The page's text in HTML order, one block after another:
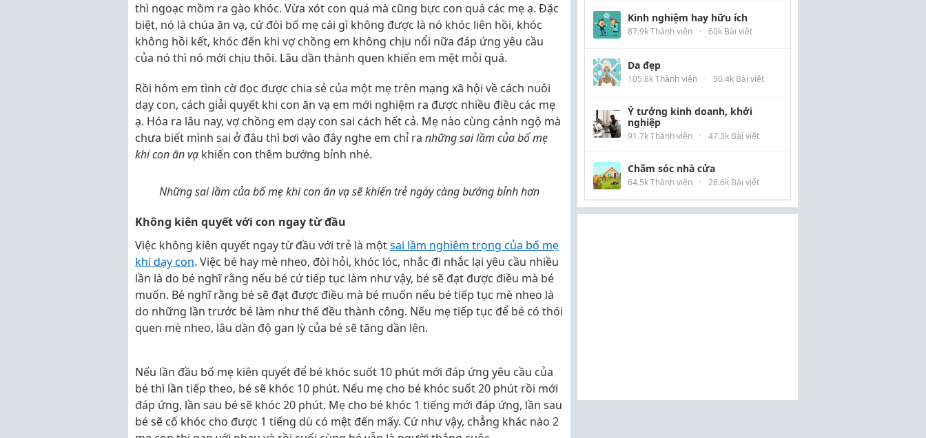
thì ngoạc mồm ra gào khóc. Vừa xót con quá mà cũng bực con quá các mẹ ạ. Đặc
biệt, nó là chúa ăn vạ, cứ đòi bố mẹ cái gì không được là nó khóc liên hồi, khóc
không hồi kết, khóc đến khi vợ chồng em không chịu nổi nữa đáp ứng yêu cầu
của nó thì nó mới chịu thôi. Lâu dần thành quen khiến em mệt mỏi quá.
Rồi hôm em tình cờ đọc được chia sẻ của một mẹ trên mạng xã hội về cách nuôi
dạy con, cách giải quyết khi con ăn vạ em mới nghiệm ra được nhiều điều các mẹ
ạ. Hóa ra lâu nay, vợ chồng em dạy con sai cách hết cả. Mẹ nào cùng cảnh ngộ mà
chưa biết mình sai ở đâu thì bơi vào đây nghe em chỉ ra những sai lầm của bố mẹ
khi con ăn vạ khiến con thêm bướng bỉnh nhé.
Những sai lầm của bố mẹ khi con ăn vạ sẽ khiến trẻ ngày càng bướng bỉnh hơn
Không kiên quyết với con ngay từ đầu
Việc không kiên quyết ngay từ đầu với trẻ là mộtsai lầm nghiêm trọng của bố mẹ
khi dạy con. Việc bé hay mè nheo, đòi hỏi, khóc lóc, nhắc đi nhắc lại yêu cầu nhiều
lần là do bé nghĩ rằng nếu bé cứ tiếp tục làm như vậy, bé sẽ đạt được điều mà bé
muốn. Bé nghĩ rằng bé sẽ đạt được điều mà bé muốn nếu bé tiếp tục mè nheo là
do những lần trước bé làm như thế đều thành công. Nếu mẹ tiếp tục để bé có thói
quen mè nheo, lâu dần độ gan lỳ của bé sẽ tăng dần lên.
Nếu lần đầu bố mẹ kiên quyết để bé khóc suốt 10 phút mới đáp ứng yêu cầu của
bé thì lần tiếp theo, bé sẽ khóc 10 phút. Nếu mẹ cho bé khóc suốt 20 phút rồi mới
đáp ứng, lần sau bé sẽ khóc 20 phút. Mẹ cho bé khóc 1 tiếng mới đáp ứng, lần sau
bé sẽ cố khóc cho được 1 tiếng dù có mệt đến mấy. Cứ như vậy, chẳng khác nào 2
Kinh nghiệm hay hữu ích
87.9k Thành viên · 60k Bài viết
Da đẹp
105.8k Thành viên · 50.4k Bài viết
Ý tưởng kinh doanh, khởi
nghiệp
91.7k Thành viên · 47.3k Bài viết
Chăm sóc nhà cửa
64.5k Thành viên · 26.6k Bài viết